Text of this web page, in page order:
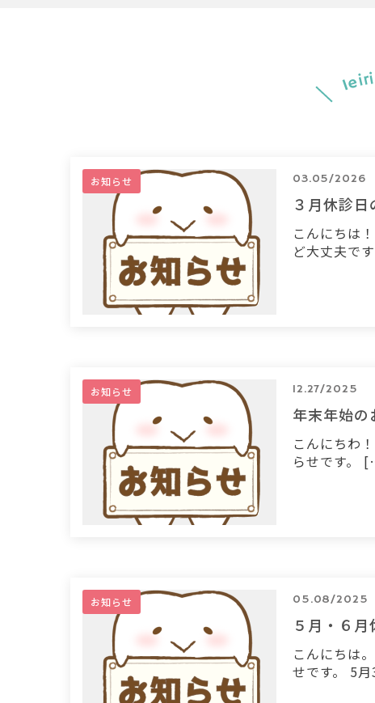
お知らせ 03.05/2026
３月休診
こんにちは
ど大丈夫
お知らせ 12.27/2025
年末年始の
こんにちわ
らせです。
お知らせ 05.08/2025
５月・６
こんにちは
せです。 5